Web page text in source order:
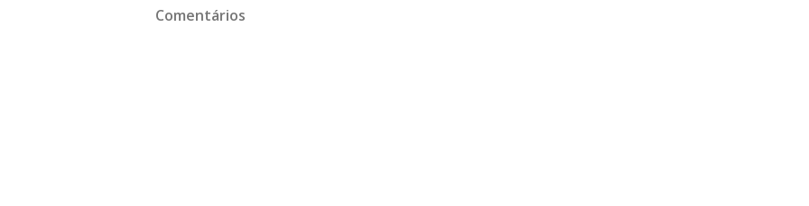
Comentários